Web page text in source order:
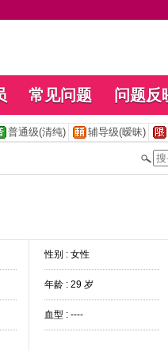
常见问题 问题反
普通级(清纯) 辅导级(暧昧)
性别 : 女性
年龄 : 29 岁
血型 : ----